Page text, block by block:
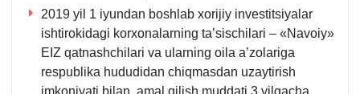
2019 yil 1 iyundan boshlab хorijiy investitsiyalar
ishtirokidagi korхonalarning ta’sischilari – «Navoiy»
EIZ qatnashchilari va ularning oila a’zolariga
respublika hududidan chiqmasdan uzaytirish
imkoniyati bilan, amal qilish muddati 3 yilgacha